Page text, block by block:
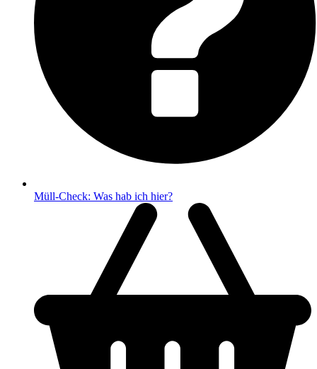
Müll-Check: Was hab ich hier?